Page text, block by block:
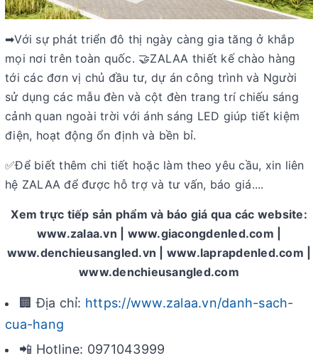
➡Với sự phát triển đô thị ngày càng gia tăng ở khắp
mọi nơi trên toàn quốc. 🤝ZALAA thiết kế chào hàng
tới các đơn vị chủ đầu tư, dự án công trình và Người
sử dụng các mẫu đèn và cột đèn trang trí chiếu sáng
cảnh quan ngoài trời với ánh sáng LED giúp tiết kiệm
điện, hoạt động ổn định và bền bỉ.
✅Để biết thêm chi tiết hoặc làm theo yêu cầu, xin liên
hệ ZALAA để được hỗ trợ và tư vấn, báo giá....
Xem trực tiếp sản phẩm và báo giá qua các website:
www.zalaa.vn | www.giacongdenled.com |
www.denchieusangled.vn | www.laprapdenled.com |
www.denchieusangled.com
🏢 Địa chỉ: https://www.zalaa.vn/danh-sach-
cua-hang
📲 Hotline: 0971043999